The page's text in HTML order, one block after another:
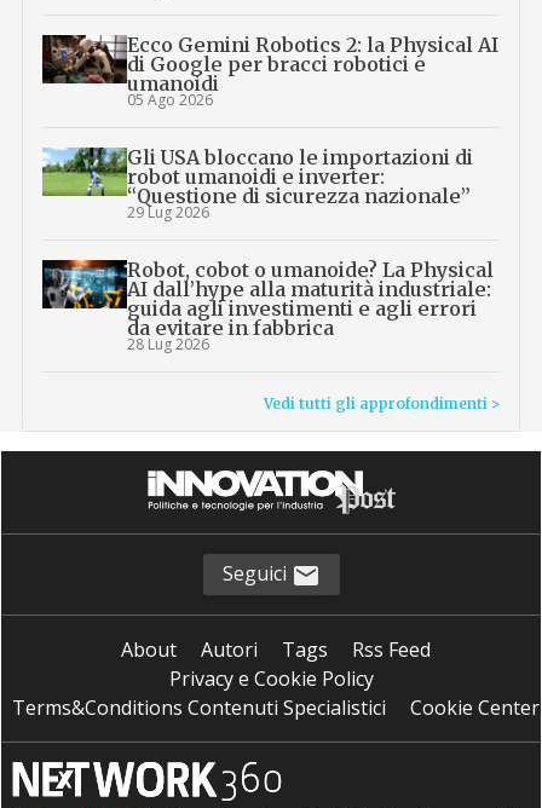
Ecco Gemini Robotics 2: la Physical AI
di Google per bracci robotici e
umanoidi
05 Ago 2026
Gli USA bloccano le importazioni di
robot umanoidi e inverter:
“Questione di sicurezza nazionale”
29 Lug 2026
Robot, cobot o umanoide? La Physical
AI dall’hype alla maturità industriale:
guida agli investimenti e agli errori
da evitare in fabbrica
28 Lug 2026
Vedi tutti gli approfondimenti >
Seguici
About Autori Tags
Rss Feed
Privacy e Cookie Policy
Terms&Conditions Contenuti Specialistici
Cookie Center